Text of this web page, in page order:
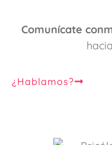
Comunícate
¿Hablamos?